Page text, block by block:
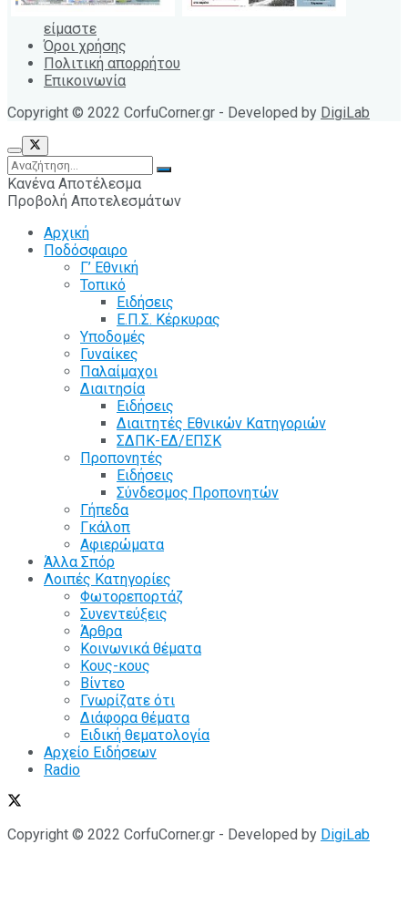
είμαστε
Όροι χρήσης
Πολιτική απορρήτου
Επικοινωνία
Copyright © 2022 CorfuCorner.gr - Developed by DigiLab
Κανένα Αποτέλεσμα
Προβολή Αποτελεσμάτων
Αρχική
Ποδόσφαιρο
Γ’ Εθνική
Τοπικό
Ειδήσεις
Ε.Π.Σ. Κέρκυρας
Υποδομές
Γυναίκες
Παλαίμαχοι
Διαιτησία
Ειδήσεις
Διαιτητές Εθνικών Κατηγοριών
ΣΔΠΚ-ΕΔ/ΕΠΣΚ
Προπονητές
Ειδήσεις
Σύνδεσμος Προπονητών
Γήπεδα
Γκάλοπ
Αφιερώματα
Άλλα Σπόρ
Λοιπές Κατηγορίες
Φωτορεπορτάζ
Συνεντεύξεις
Άρθρα
Κοινωνικά θέματα
Κους-κους
Βίντεο
Γνωρίζατε ότι
Διάφορα θέματα
Ειδική θεματολογία
Αρχείο Ειδήσεων
Radio
Copyright © 2022 CorfuCorner.gr - Developed by DigiLab